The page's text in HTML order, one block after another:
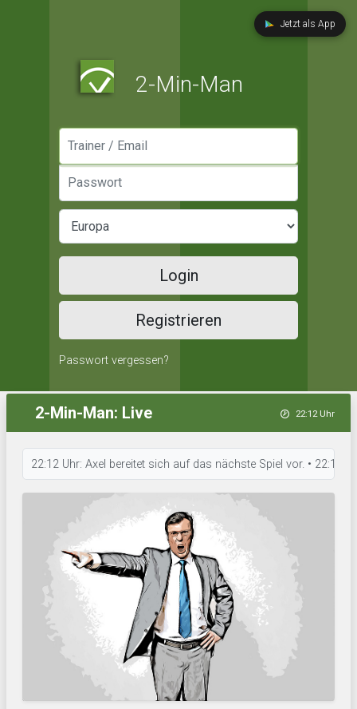
Jetzt als App
2-Min-Man
Login
Registrieren
Passwort vergessen?
2-Min-Man: Live 22:12 Uhr
22:12 Uhr: Axel bereitet sich auf das nächste Spiel vor. • 22:11